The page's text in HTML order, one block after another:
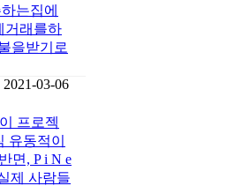
는집에
거래를하
을받기로
2021-03-06
프로젝
유동적이
면, P i N e
제 사람들